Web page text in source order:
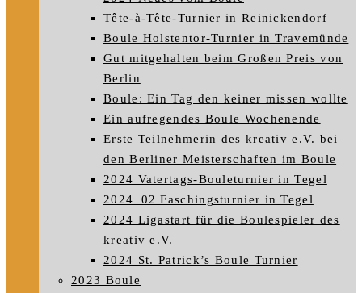
Tête-à-Tête-Turnier in Reinickendorf
Boule Holstentor-Turnier in Travemünde
Gut mitgehalten beim Großen Preis von
Berlin
Boule: Ein Tag den keiner missen wollte
Ein aufregendes Boule Wochenende
Erste Teilnehmerin des kreativ e.V. bei
den Berliner Meisterschaften im Boule
2024 Vatertags-Bouleturnier in Tegel
2024_02 Faschingsturnier in Tegel
2024 Ligastart für die Boulespieler des
kreativ e.V.
2024 St. Patrick’s Boule Turnier
2023 Boule